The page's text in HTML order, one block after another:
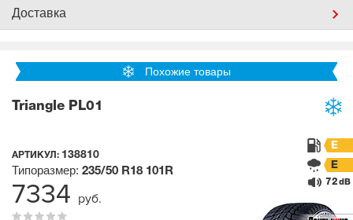
Доставка
Похожие товары
Triangle PL01
АРТИКУЛ: 138810
Типоразмер: 235/50 R18 101R
E
E
72 dB
7334 руб.